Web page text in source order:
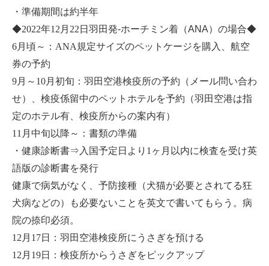
・準備期間は約半年
◆2022年12月22 日羽田発‐ホーチミン着（ANA）の場合◆
6月 頃～： ANA規定サイズのペットケージを購入、航空
券の予約
9月～10月 初旬：羽田空港検疫所の予約（メール問い合わ
せ）、検疫係留中のペットホテルを予約（羽田空港は指
定のホテル有、検疫所からの案内有）
11月中旬以降～：書類の準備
・健康診断書⇒入国予定日より 1ヶ月 以内に検査を受け英
語版の診断書を発行
健康で病気がなく、予防接種（犬猫が必要とされてる狂
犬病などの）も必要ないことを英文で書いてもらう。病
院の捺印必須。
12月17日
：羽田空港検疫所にうさぎを預ける
12月19日
：検疫所からうさぎをピックアップ